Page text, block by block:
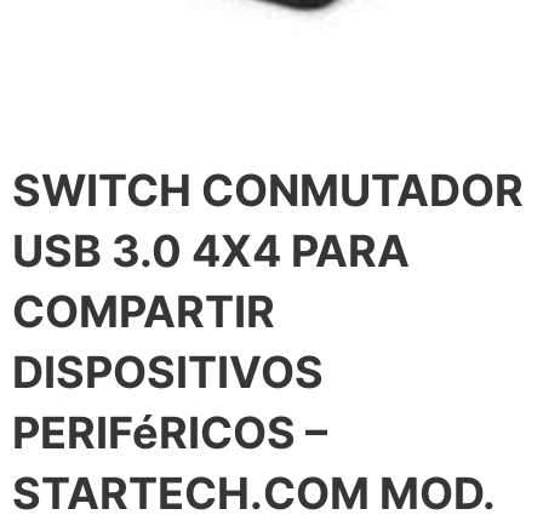
SWITCH CONMUTADOR
USB 3.0 4X4 PARA
COMPARTIR
DISPOSITIVOS
PERIFéRICOS –
STARTECH.COM MOD.